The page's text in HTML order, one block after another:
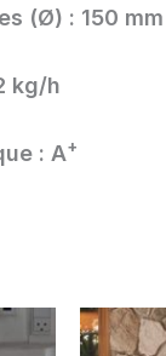
(Ø) : 150
kg/h
: A+